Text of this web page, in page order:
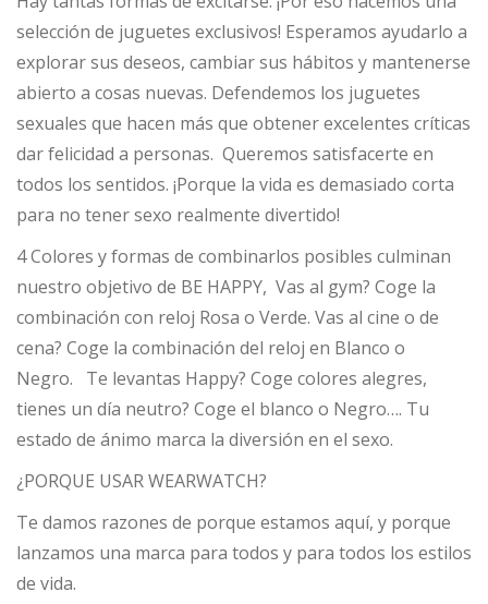
selección de juguetes exclusivos! Esperamos ayudarlo a
explorar sus deseos, cambiar sus hábitos y mantenerse
abierto a cosas nuevas. Defendemos los juguetes
sexuales que hacen más que obtener excelentes críticas
dar felicidad a personas. Queremos satisfacerte en
todos los sentidos. ¡Porque la vida es demasiado corta
para no tener sexo realmente divertido!
4 Colores y formas de combinarlos posibles culminan
nuestro objetivo de BE HAPPY, Vas al gym? Coge la
combinación con reloj Rosa o Verde. Vas al cine o de
cena? Coge la combinación del reloj en Blanco o
Negro. Te levantas Happy? Coge colores alegres,
tienes un día neutro? Coge el blanco o Negro…. Tu
estado de ánimo marca la diversión en el sexo.
¿PORQUE USAR WEARWATCH?
Te damos razones de porque estamos aquí, y porque
lanzamos una marca para todos y para todos los estilos
de vida.